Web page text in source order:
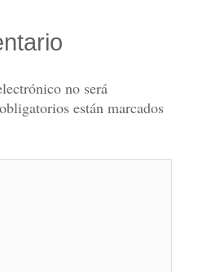
no será
están marcados